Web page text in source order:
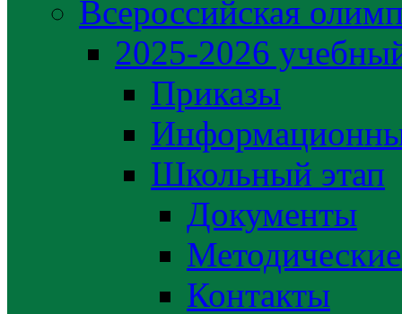
Всероссийская
2025-2026
Приказы
Школьный этап
Документы
Контакты